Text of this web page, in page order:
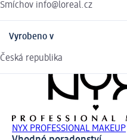
Smíchov info@loreal.cz
Vyrobeno v
Česká republika
NYX PROFESSIONAL MAKEUP